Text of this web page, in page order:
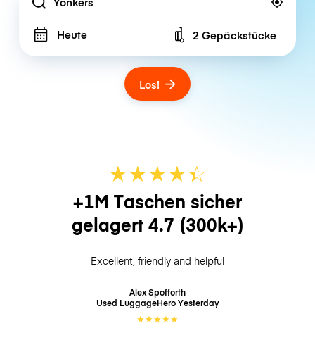
Location
Heute Number of bags
2 Gepäckstücke
Los!
★★★★☆
★
+1M Taschen sicher
gelagert 4.7 (300k+)
Excellent, friendly and helpful
Alex Spofforth
Used LuggageHeroYesterday
★★★★★